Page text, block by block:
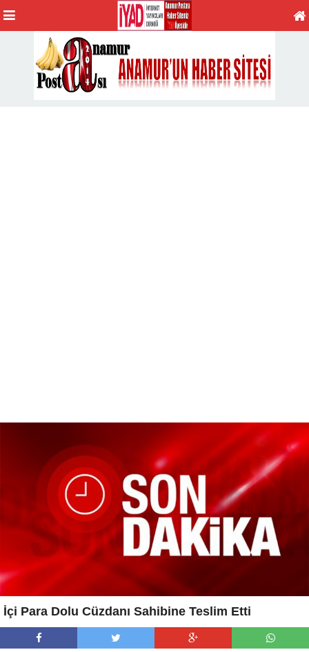
İçi Para Dolu Cüzdanı Sahibine Teslim Etti